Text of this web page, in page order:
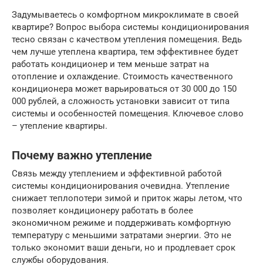
Задумываетесь о комфортном микроклимате в своей
квартире? Вопрос выбора системы кондиционирования
тесно связан с качеством утепления помещения. Ведь
чем лучше утеплена квартира, тем эффективнее будет
работать кондиционер и тем меньше затрат на
отопление и охлаждение. Стоимость качественного
кондиционера может варьироваться от 30 000 до 150
000 рублей, а сложность установки зависит от типа
системы и особенностей помещения. Ключевое слово
– утепление квартиры.
Почему важно утепление
Связь между утеплением и эффективной работой
системы кондиционирования очевидна. Утепление
снижает теплопотери зимой и приток жары летом, что
позволяет кондиционеру работать в более
экономичном режиме и поддерживать комфортную
температуру с меньшими затратами энергии. Это не
только экономит ваши деньги, но и продлевает срок
службы оборудования.